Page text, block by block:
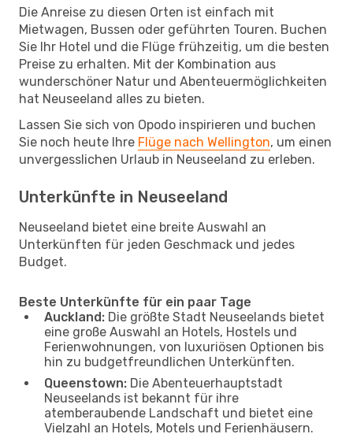
Die Anreise zu diesen Orten ist einfach mit
Mietwagen, Bussen oder geführten Touren. Buchen
Sie Ihr Hotel und die Flüge frühzeitig, um die besten
Preise zu erhalten. Mit der Kombination aus
wunderschöner Natur und Abenteuermöglichkeiten
hat Neuseeland alles zu bieten.
Lassen Sie sich von Opodo inspirieren und buchen
Sie noch heute Ihre Flüge nach Wellington, um einen
unvergesslichen Urlaub in Neuseeland zu erleben.
Unterkünfte in Neuseeland
Neuseeland bietet eine breite Auswahl an
Unterkünften für jeden Geschmack und jedes
Budget.
Beste Unterkünfte für ein paar Tage
Auckland: Die größte Stadt Neuseelands bietet
eine große Auswahl an Hotels, Hostels und
Ferienwohnungen, von luxuriösen Optionen bis
hin zu budgetfreundlichen Unterkünften.
Queenstown: Die Abenteuerhauptstadt
Neuseelands ist bekannt für ihre
atemberaubende Landschaft und bietet eine
Vielzahl an Hotels, Motels und Ferienhäusern.